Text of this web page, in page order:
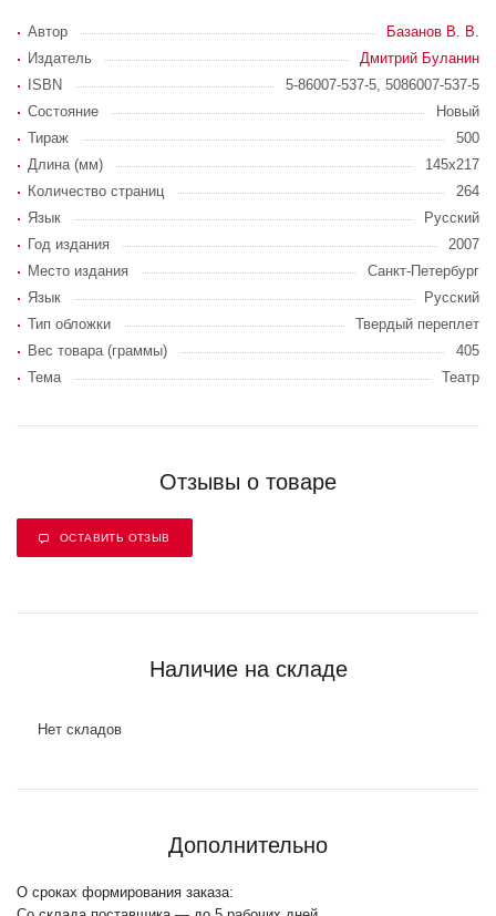
Автор
Базанов В. В.
Издатель
Дмитрий Буланин
ISBN
5-86007-537-5, 5086007-537-5
Состояние
Новый
Тираж
500
Длина (мм)
145х217
Количество страниц
264
Язык
Русский
Год издания
2007
Место издания
Санкт-Петербург
Язык
Русский
Тип обложки
Твердый переплет
Вес товара (граммы)
405
Тема
Театр
Отзывы о товаре
ОСТАВИТЬ ОТЗЫВ
Наличие на складе
Нет складов
Дополнительно
О сроках формирования заказа: